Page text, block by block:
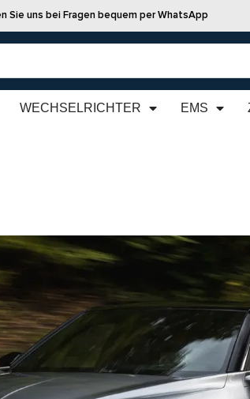
Sie uns bei Fragen bequem per WhatsApp
WECHSELRICHTER EMS